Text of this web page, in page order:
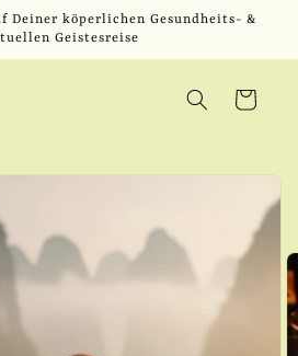
Deiner köperlichen Gesundheits- &
Geistesreise
Warenkorb